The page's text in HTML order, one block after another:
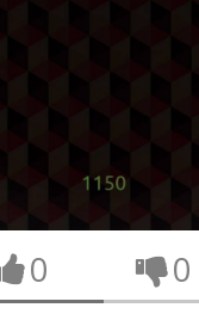
0 0